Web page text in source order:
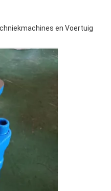
en Voertuig